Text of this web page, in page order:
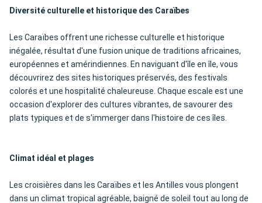
Diversité culturelle et historique des Caraïbes
Les Caraïbes offrent une richesse culturelle et historique
inégalée, résultat d'une fusion unique de traditions africaines,
européennes et amérindiennes. En naviguant d'île en île, vous
découvrirez des sites historiques préservés, des festivals
colorés et une hospitalité chaleureuse. Chaque escale est une
occasion d'explorer des cultures vibrantes, de savourer des
plats typiques et de s'immerger dans l'histoire de ces îles.
Climat idéal et plages
Les croisières dans les Caraïbes et les Antilles vous plongent
dans un climat tropical agréable, baigné de soleil tout au long de